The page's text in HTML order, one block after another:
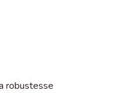
robustesse